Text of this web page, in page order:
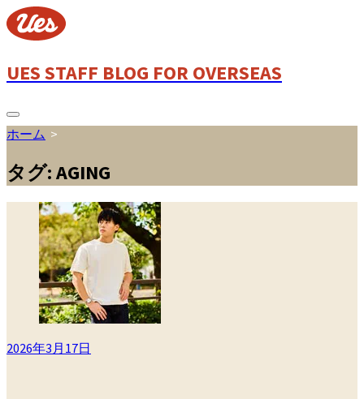
コ
ン
ン
ツ
ス
キ
プ
UES STAFF BLOG FOR OVERSEAS
検
索
り
替
ホーム >
タグ:AGING
2026年3月17日